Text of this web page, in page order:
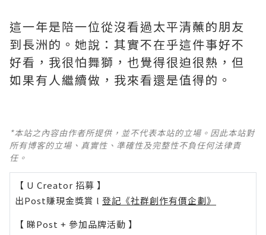
這一年是陪一位從沒看過太平清蘸的朋友
到長洲的。她說：其實不在乎這件事好不
好看，我很怕舞獅，也覺得很迫很熱，但
如果有人繼續做，我來看還是值得的。
*本站之內容由作者所提供，並不代表本站的立場。因此本站對
所有博客的立場、真實性、準確性及完整性不負任何法律責
任。
【 U Creator 招募 】
出Post賺現金獎賞 l 登記《社群創作有價企劃》
【 睇Post + 參加品牌活動 】